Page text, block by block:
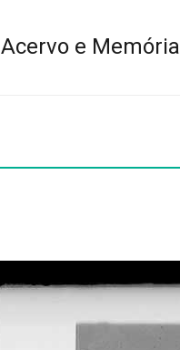
Acervo e Memória